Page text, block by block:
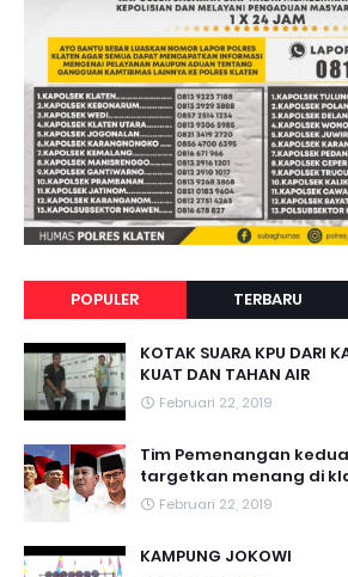
POPULER TERBARU
KOTAK SUARA KPU DARI
KUAT DAN TAHAN AIR
Februari 22, 2019
Tim Pemenangan
targetkan menang di
Februari 22, 2019
KAMPUNG JOKOWI